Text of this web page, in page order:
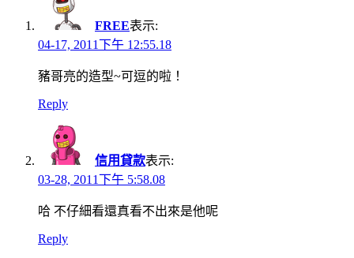
FREE表示:
04-17, 2011下午 12:55.18
豬哥亮的造型~可逗的啦！
Reply
信用貸款表示:
03-28, 2011下午 5:58.08
哈 不仔細看還真看不出來是他呢
Reply